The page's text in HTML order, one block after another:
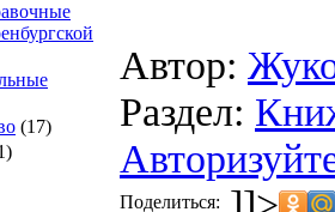
(17)
Автор:
Раздел:
Поделиться: